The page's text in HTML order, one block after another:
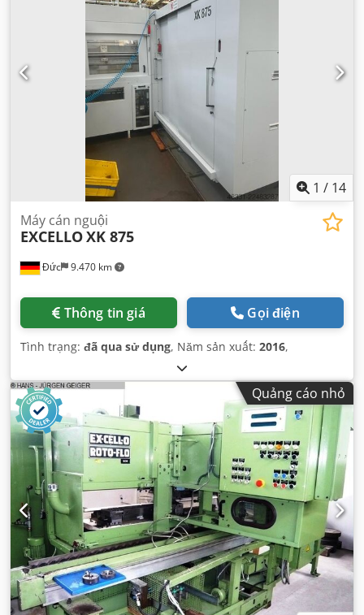
1 / 14
Đức 9.470 km
Máy cán nguội
EXCELLOXK 875
Thông tin giá Gọi điện
Tình trạng: đã qua sử dụng, Năm sản xuất: 2016,
Quảng cáo nhỏ